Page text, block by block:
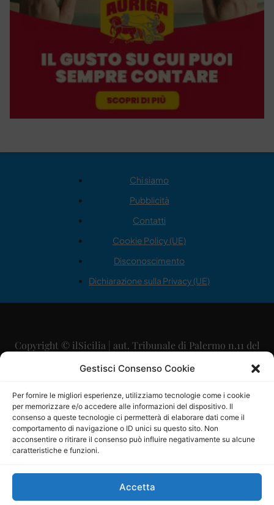
Gestisci Consenso Cookie
Per fornire le migliori esperienze, utilizziamo tecnologie come i cookie
per memorizzare e/o accedere alle informazioni del dispositivo. Il
consenso a queste tecnologie ci permetterà di elaborare dati come il
comportamento di navigazione o ID unici su questo sito. Non
acconsentire o ritirare il consenso può influire negativamente su alcune
caratteristiche e funzioni.
Accetta
Chi siamo
Pubblicità
Contatti
Cookie Policy (UE)
Disconoscimento
Dichiarazione sulla Privacy (UE)
Copyright © ilSicilia | aut. Tribunale di Palermo n.11 del
29/09/2015
Direttore Editoriale: Maurizio Scaglione
Direttore Responsabile: Maria Calabrese
P.IVA: 06334930820
Mercurio Comunicazione Società Cooperativa a r.l. è